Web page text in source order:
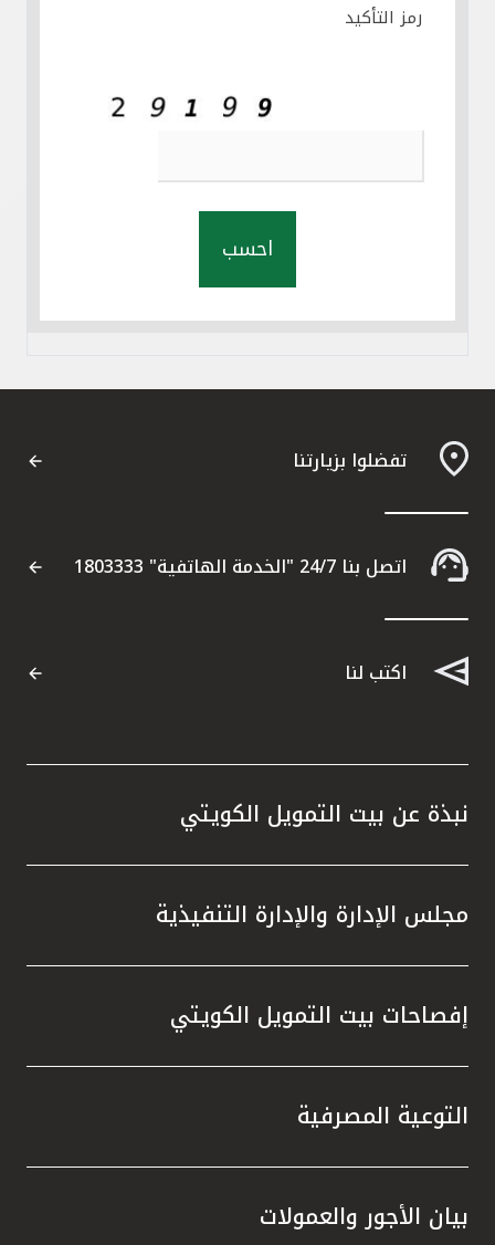
رمز التأكيد
احسب
تفضلوا بزيارتنا
اتصل بنا 24/7 "الخدمة الهاتفية" 1803333
اكتب لنا
نبذة عن بيت التمويل الكويتي
مجلس الإدارة والإدارة التنفيذية
إفصاحات بيت التمويل الكويتي
التوعية المصرفية
بيان الأجور والعمولات